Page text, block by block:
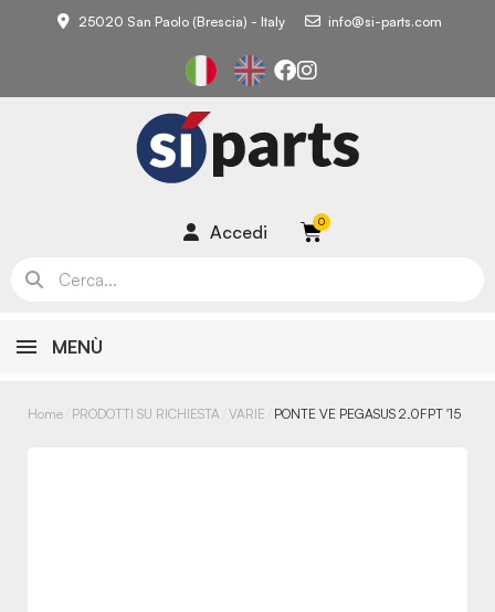
25020 San Paolo (Brescia) - Italy info@si-parts.com
Accedi
MENÙ
Home PRODOTTI SU RICHIESTA VARIE PONTE VE PEGASUS 2.0FPT '15